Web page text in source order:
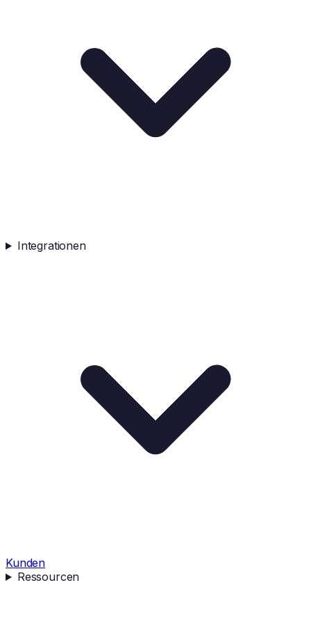
Integrationen
Kunden
Ressourcen